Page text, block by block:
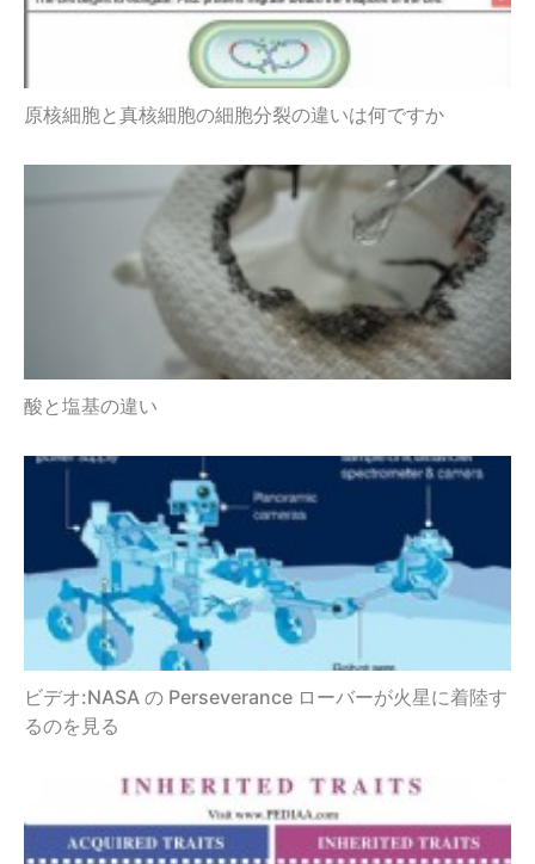
原核細胞と真核細胞の細胞分裂の違いは何ですか
酸と塩基の違い
ビデオ:NASA の Perseverance ローバーが火星に着陸す
るのを見る